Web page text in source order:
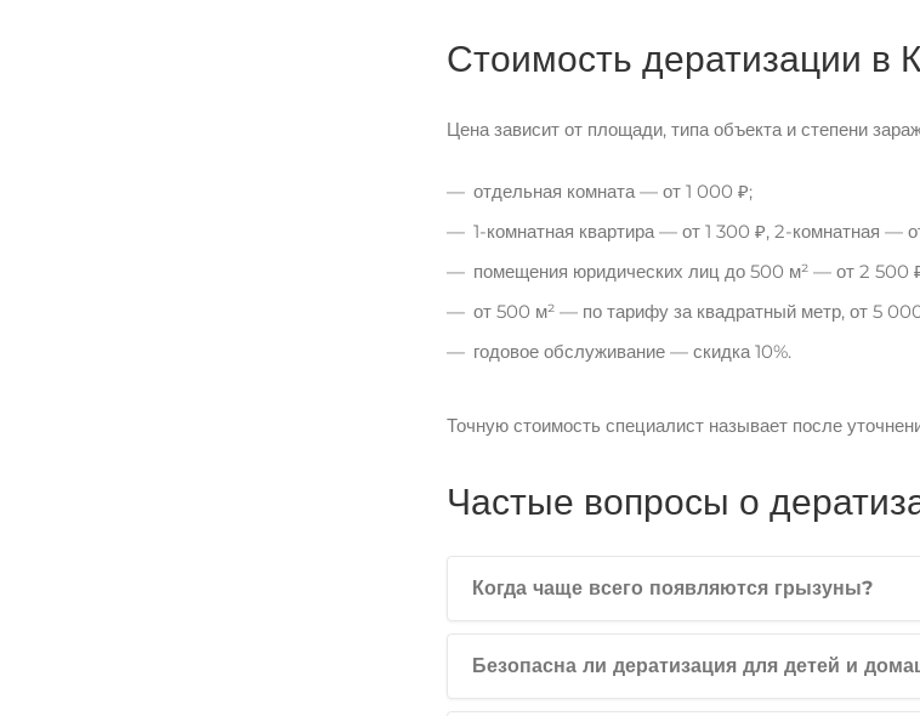
Стоимость дератизации в
Цена зависит от площади, типа объекта и степени
отдельная комната — от 1 000 ₽;
1-комнатная квартира — от 1 300 ₽, 2-комнатная —
помещения юридических лиц до 500 м² — от 2 500
от 500 м² — по тарифу за квадратный метр, от 5
годовое обслуживание — скидка 10%.
Точную стоимость специалист называет после
Частые вопросы о
Когда чаще всего появляются грызуны?
Безопасна ли дератизация для детей и